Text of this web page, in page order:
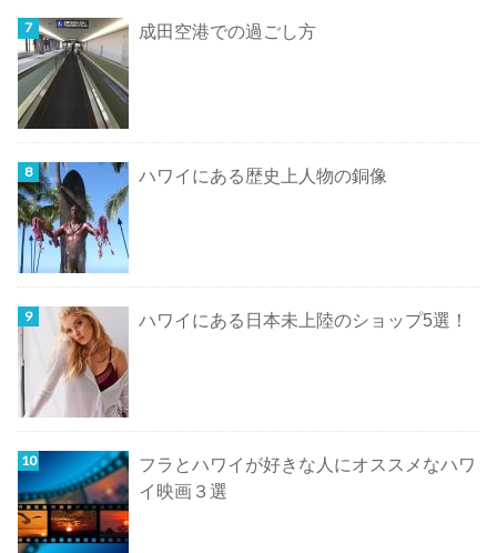
成田空港での過ごし方
ハワイにある歴史上人物の銅像
ハワイにある日本未上陸のショップ5選！
フラとハワイが好きな人にオススメなハワ
イ映画３選